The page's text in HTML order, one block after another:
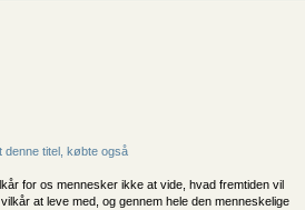
titel, købte også
for os mennesker ikke at vide, hvad fremtiden vil
at leve med, og gennem hele den menneskelige